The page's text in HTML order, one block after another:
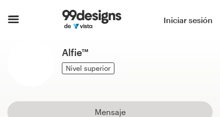
Iniciar sesión
Alfie™
Nivel superior
Mensaje